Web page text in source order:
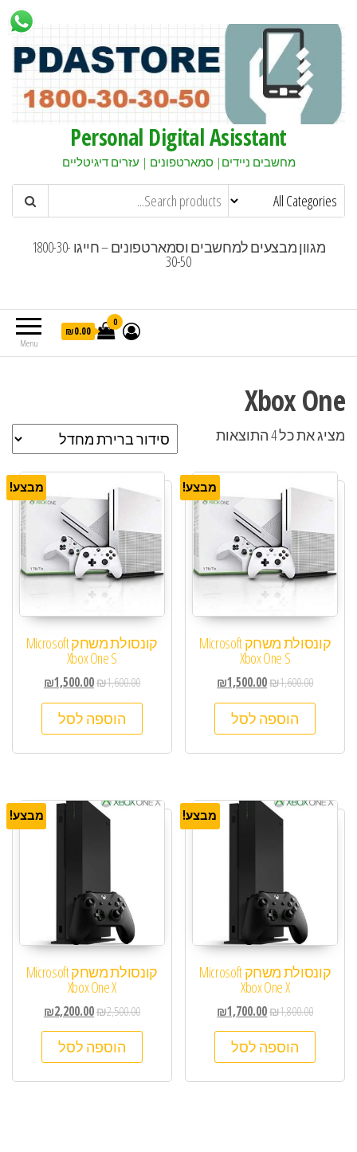
Personal Digital Asisstant
מחשבים ניידים| סמארטפונים | עזרים דיגיטליים
מגוון מבצעים למחשבים וסמארטפונים – חייגו 1800-30-
30-50
Menu
0
₪0.00
Xbox One
מציג את כל 4 התוצאות
מבצע!
קונסולת משחק Microsoft
Xbox One S
₪1,600.00
₪1,500.00
הוספה לסל
מבצע!
קונסולת משחק Microsoft
Xbox One S
₪1,600.00
₪1,500.00
הוספה לסל
מבצע!
קונסולת משחק Microsoft
Xbox One X
₪1,800.00
₪1,700.00
הוספה לסל
מבצע!
קונסולת משחק Microsoft
Xbox One X
₪2,500.00
₪2,200.00
הוספה לסל